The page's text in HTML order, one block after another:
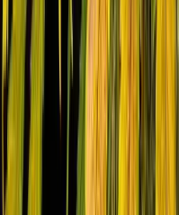
Seedbanks